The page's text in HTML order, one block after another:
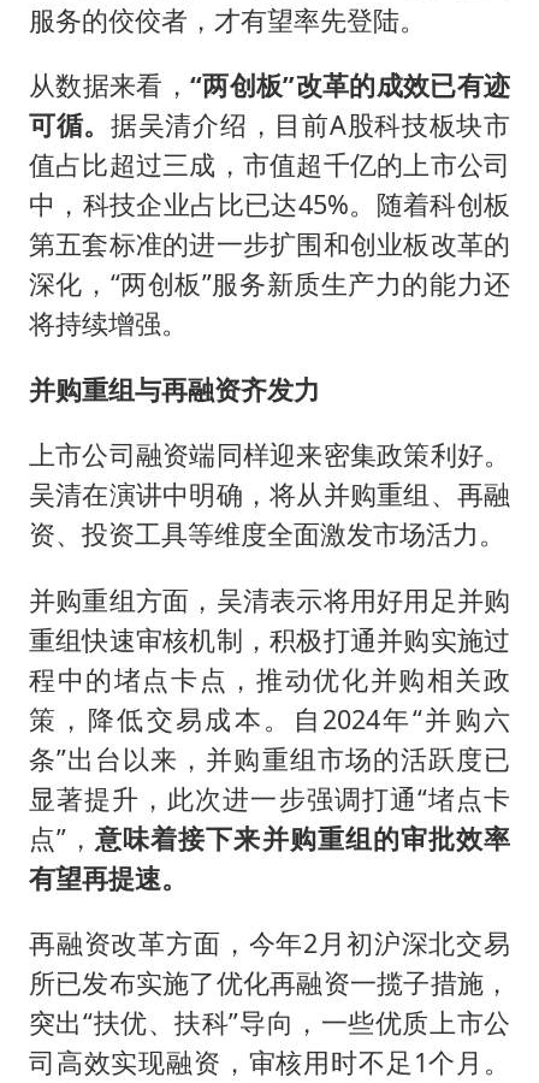
服务的佼佼者，才有望率先登陆。
从数据来看， “两创板”改革的成效已有迹
可循。据吴清介绍，目前A股科技板块市
值占比超过三成，市值超千亿的上市公司
中，科技企业占比已达45%。随着科创板
第五套标准的进一步扩围和创业板改革的
深化，“两创板”服务新质生产力的能力还
将持续增强。
并购重组与再融资齐发力
上市公司融资端同样迎来密集政策利好。
吴清在演讲中明确，将从并购重组、再融
资、投资工具等维度全面激发市场活力。
并购重组方面，吴清表示将用好用足并购
重组快速审核机制，积极打通并购实施过
程中的堵点卡点，推动优化并购相关政
策，降低交易成本。自2024年“并购六
条”出台以来，并购重组市场的活跃度已
显著提升，此次进一步强调打通“堵点卡
点”，意味着接下来并购重组的审批效率
有望再提速。
再融资改革方面，今年2月初沪深北交易
所已发布实施了优化再融资一揽子措施，
突出“扶优、扶科”导向，一些优质上市公
司高效实现融资，审核用时不足1个月。